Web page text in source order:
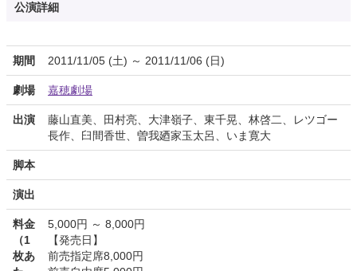
公演詳細
期間 2011/11/05 (土) ～ 2011/11/06 (日)
劇場 嘉穂劇場
出演
藤山直美、田村亮、大津嶺子、東千晃、林啓二、レツゴー
長作、臼間香世、曽我廼家玉太呂、いま寛大
脚本
演出
料金
（1
枚あ
5,000円 ～ 8,000円
【発売日】
前売指定席8,000円